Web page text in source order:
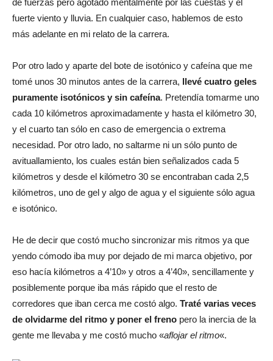
fuerte viento y lluvia. En cualquier caso, hablemos de esto
más adelante en mi relato de la carrera.
Por otro lado y aparte del bote de isotónico y cafeína que me
tomé unos 30 minutos antes de la carrera, llevé cuatro geles
puramente isotónicos y sin cafeína. Pretendía tomarme uno
cada 10 kilómetros aproximadamente y hasta el kilómetro 30,
y el cuarto tan sólo en caso de emergencia o extrema
necesidad. Por otro lado, no saltarme ni un sólo punto de
avituallamiento, los cuales están bien señalizados cada 5
kilómetros y desde el kilómetro 30 se encontraban cada 2,5
kilómetros, uno de gel y algo de agua y el siguiente sólo agua
e isotónico.
He de decir que costó mucho sincronizar mis ritmos ya que
yendo cómodo iba muy por dejado de mi marca objetivo, por
eso hacía kilómetros a 4’10» y otros a 4’40», sencillamente y
posiblemente porque iba más rápido que el resto de
corredores que iban cerca me costó algo. Traté varias veces
de olvidarme del ritmo y poner el freno pero la inercia de la
gente me llevaba y me costó mucho «aflojar el ritmo«.